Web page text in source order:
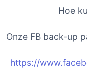
Hoe
Onze FB back-up
https://